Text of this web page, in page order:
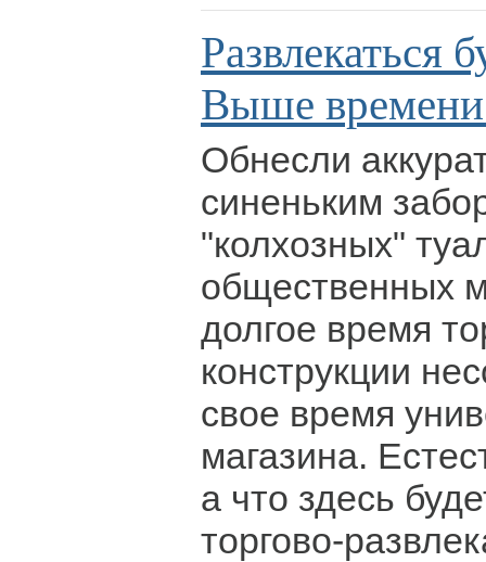
Развлекаться
Выше
Обнесли
синеньким
"колхозных"
общественных
долгое время
конструкции
свое время
магазина.
а что здесь
торгово-